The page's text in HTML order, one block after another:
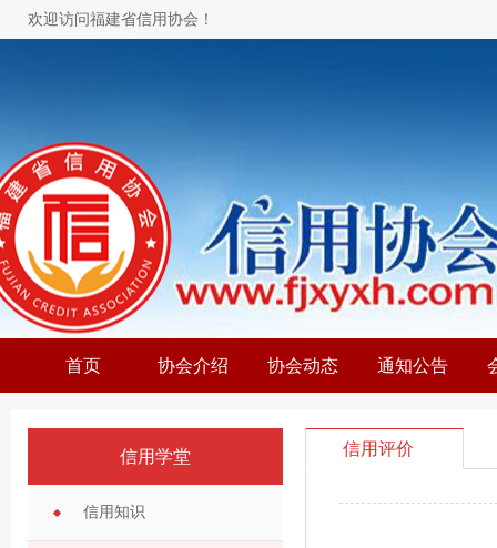
欢迎访问福建省信用协会！
首页 协会介绍 协会动态 通知公告
信用学堂
信用知识
信用评价